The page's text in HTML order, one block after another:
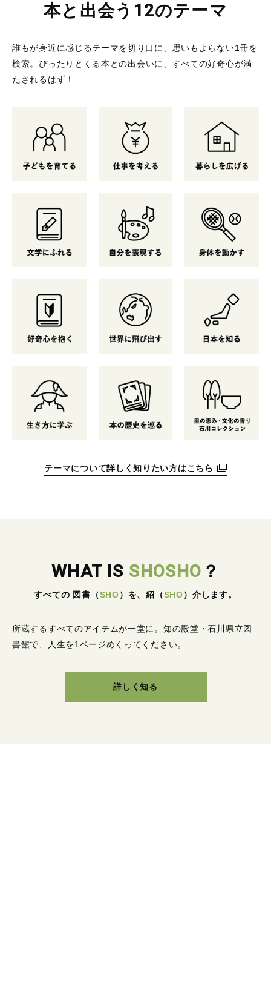
本と出会う12のテーマ
誰もが身近に感じるテーマを切り口に、思いもよらない1冊を
検索。 ぴったりとくる本との出会いに、すべての好奇心が満
たされるはず！
テーマについて詳しく知りたい方はこちら
WHAT IS SHOSHO ？
すべての 図書 （SHO） を、紹 （SHO） 介します。
所蔵するすべてのアイテムが一堂に。 知の殿堂・石川県立図
書館で、人生を1ページめくってください。
詳しく知る